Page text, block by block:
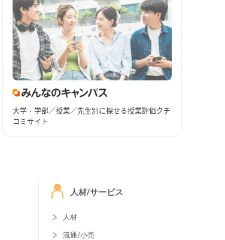
大学・学部／授業／先生別に探せる授業評価クチ
コミサイト
人材/サービス
人材
流通/小売